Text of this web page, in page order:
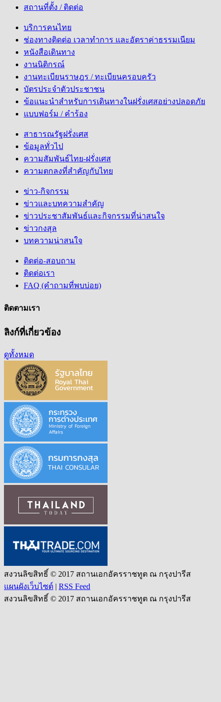
สถานที่ตั้ง / ติดต่อ
บริการคนไทย
ช่องทางติดต่อ เวลาทำการ และอัตราค่าธรรมเนียม
หนังสือเดินทาง
งานนิติกรณ์
งานทะเบียนราษฎร / ทะเบียนครอบครัว
บัตรประจำตัวประชาชน
ข้อแนะนำสำหรับการเดินทางในฝรั่งเศสอย่างปลอดภัย
แบบฟอร์ม / คำร้อง
สาธารณรัฐฝรั่งเศส
ข้อมูลทั่วไป
ความสัมพันธ์ไทย-ฝรั่งเศส
ความตกลงที่สำคัญกับไทย
ข่าว-กิจกรรม
ข่าวและบทความสำคัญ
ข่าวประชาสัมพันธ์และกิจกรรมที่น่าสนใจ
ข่าวกงสุล
บทความน่าสนใจ
ติดต่อ-สอบถาม
ติดต่อเรา
FAQ (คำถามที่พบบ่อย)
ติดตามเรา
ลิงก์ที่เกี่ยวข้อง
ดูทั้งหมด
สงวนลิขสิทธิ์ © 2017 สถานเอกอัครราชทูต ณ กรุงปารีส
แผนผังเว็บไซต์ | RSS Feed
สงวนลิขสิทธิ์ © 2017 สถานเอกอัครราชทูต ณ กรุงปารีส